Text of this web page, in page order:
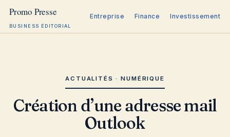
BUSINESS ÉDITORIAL
Entreprise Finance Investissement
ACTUALITÉS · NUMÉRIQUE
Création d’une adresse mail
Outlook